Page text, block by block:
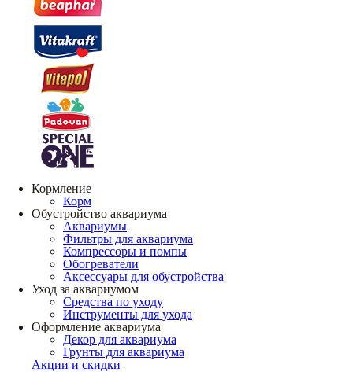
Кормление
Корм
Обустройство аквариума
Аквариумы
Фильтры для аквариума
Компрессоры и помпы
Обогреватели
Аксессуары для обустройства
Уход за аквариумом
Средства по уходу
Инструменты для ухода
Оформление аквариума
Декор для аквариума
Грунты для аквариума
Акции и скидки